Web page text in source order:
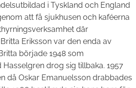
i Tyskland och England
att få sjukhusen och kaféerna
där
Eriksson var den enda av
började 1948 som
drog sig tillbaka. 1957
då Oskar Emanuelsson drabbades